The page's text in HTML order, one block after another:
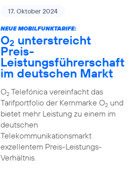
17. Oktober 2024
NEUE MOBILFUNKTARIFE:
O2 unterstreicht
Preis-
Leistungsführerschaft
im deutschen Markt
O2Telefónica vereinfacht das
Tarifportfolio der Kernmarke O2und
bietet mehr Leistung zu einem im
deutschen
Telekommunikationsmarkt
exzellentem Preis-Leistungs-
Verhältnis.